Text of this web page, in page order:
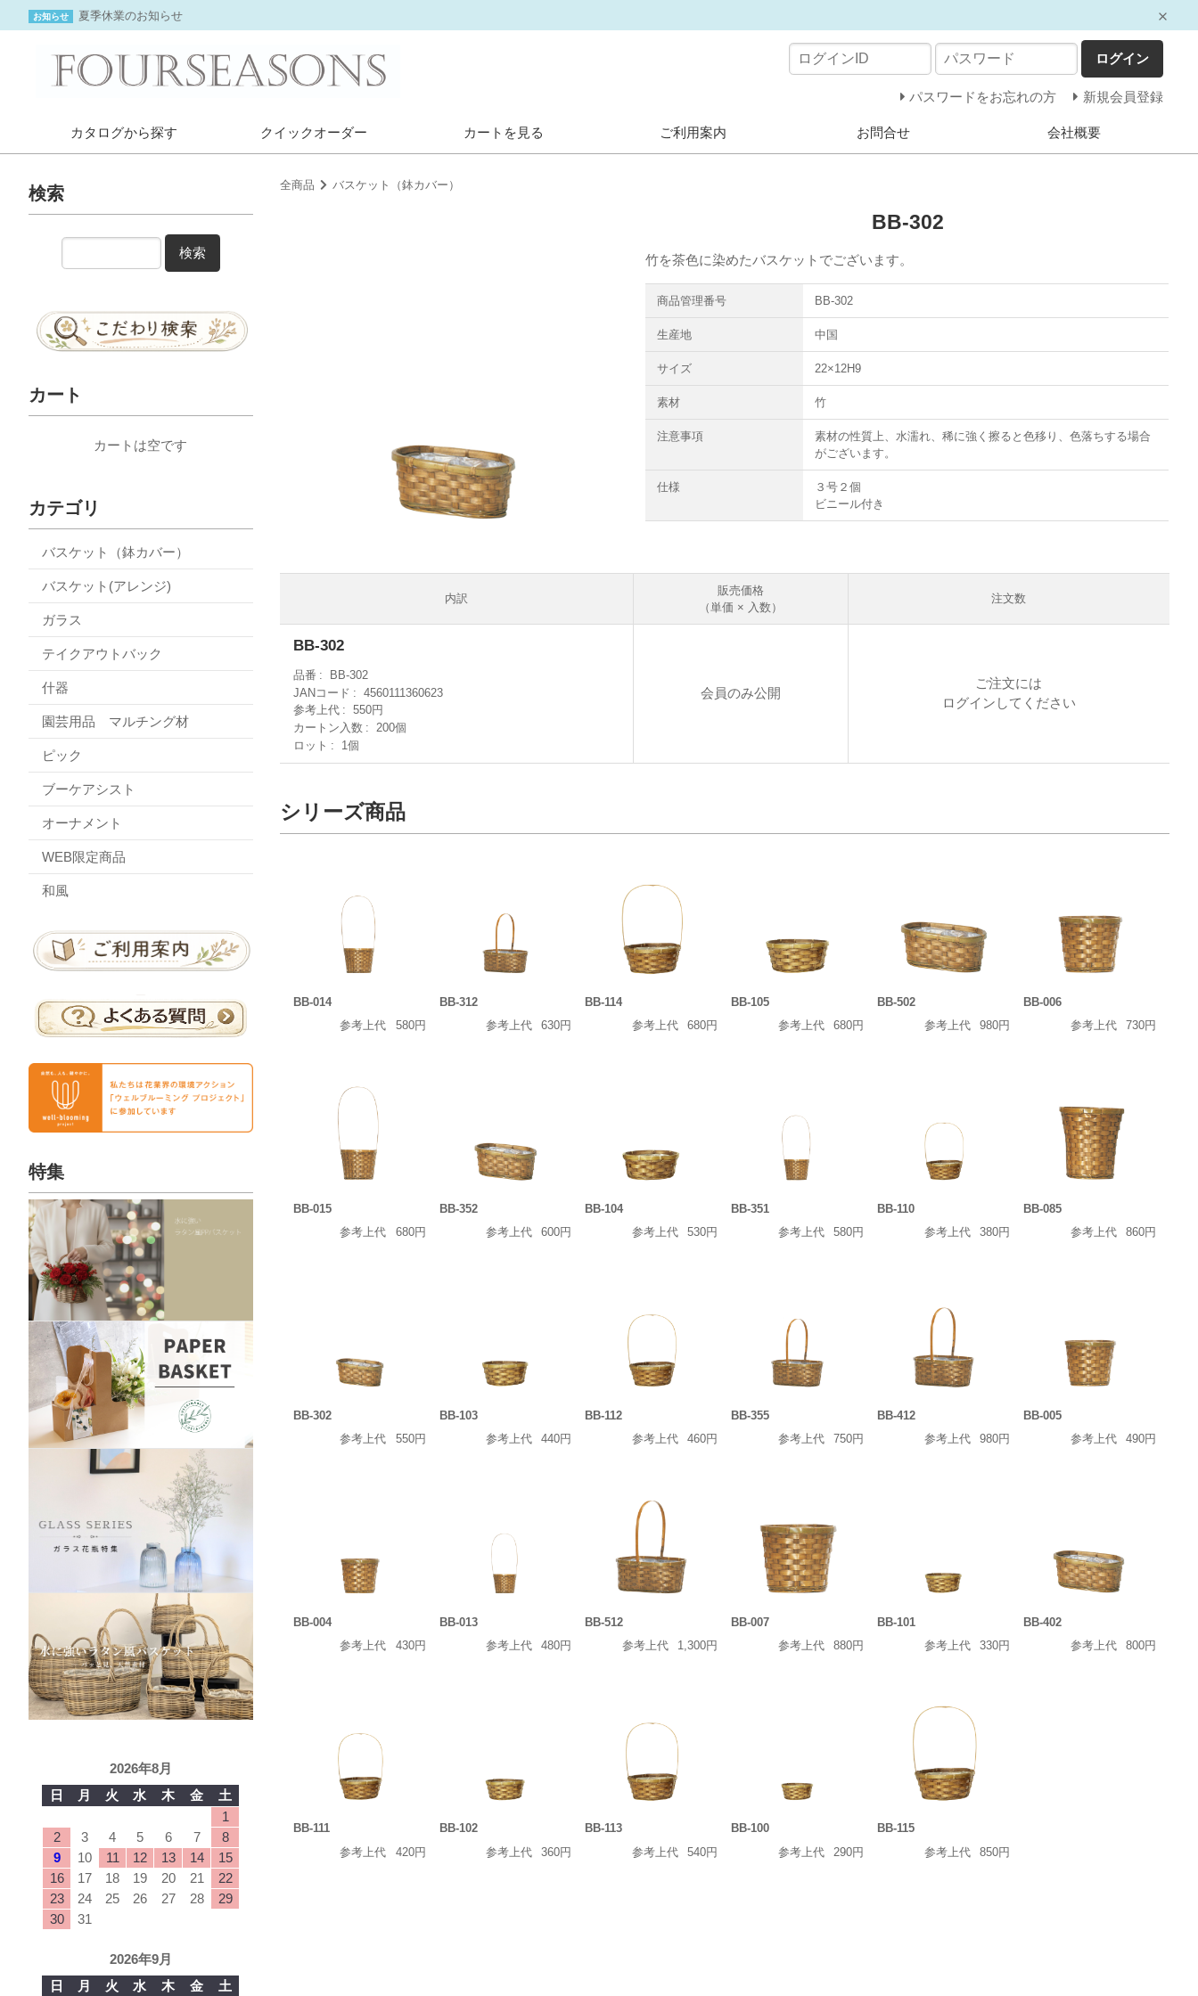
お知らせ 夏季休業のお知らせ
ログイン
パスワードをお忘れの方 新規会員登録
カタログから探す クイックオーダー カートを見る ご利用案内 お問合せ 会社概要
全商品 バスケット（鉢カバー）
BB-302
竹を茶色に染めたバスケットでございます。
商品管理番号 BB-302
生産地 中国
サイズ 22×12H9
素材 竹
注意事項
素材の性質上、水濡れ、稀に強く擦ると色移り、色落ちする場合
がございます。
仕様
３号２個
ビニール付き
内訳
販売価格
（単価 × 入数）
注文数
BB-302
品番
BB-302
JANコード
4560111360623
参考上代
550円
カートン入数
200個
ロット
1個
会員のみ公開
ご注文には
ログイン してください
シリーズ商品
BB-014
参考上代
580円
BB-312
参考上代
630円
BB-114
参考上代
680円
BB-105
参考上代
680円
BB-502
参考上代
980円
BB-006
参考上代
730円
BB-015
参考上代
680円
BB-352
参考上代
600円
BB-104
参考上代
530円
BB-351
参考上代
580円
BB-110
参考上代
380円
BB-085
参考上代
860円
BB-302
参考上代
550円
BB-103
参考上代
440円
BB-112
参考上代
460円
BB-355
参考上代
750円
BB-412
参考上代
980円
BB-005
参考上代
490円
BB-004
参考上代
430円
BB-013
参考上代
480円
BB-512
参考上代
1,300円
BB-007
参考上代
880円
BB-101
参考上代
330円
BB-402
参考上代
800円
BB-111
参考上代
420円
BB-102
参考上代
360円
BB-113
参考上代
540円
BB-100
参考上代
290円
BB-115
参考上代
850円
検索
検索
カート
カートは空です
カテゴリ
バスケット（鉢カバー）
バスケット(アレンジ)
ガラス
テイクアウトバック
什器
園芸用品 マルチング材
ピック
ブーケアシスト
オーナメント
WEB限定商品
和風
特集
2026年8月
日
月 火 水 木 金
土
1
2
3 4 5 6 7
8
9
10 11 12 13 14
15
16
17 18 19 20 21
22
23
24 25 26 27 28
29
30
31
2026年9月
日
月 火 水 木 金 土